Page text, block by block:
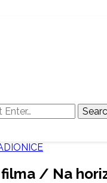
Croatia
filma / Na